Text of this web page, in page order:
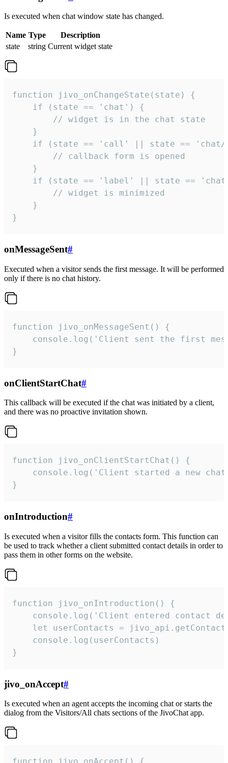
Is executed when chat window state has changed.
Name Type
Description
state
string Current widget state
function jivo_onChangeState(state) {
    if (state == 'chat') {
        // widget is in the chat state
    }
if (state == 'call' || state ==
        // callback form is opened
    }
if (state == 'label' || state ==
        // widget is minimized
    }
}
onMessageSent#
Executed when a visitor sends the first message. It will be performed
only if there is no chat history.
function jivo_onMessageSent() {
console.log('Client sent the first
}
onClientStartChat#
This callback will be executed if the chat was initiated by a client,
and there was no proactive invitation shown.
function jivo_onClientStartChat() {
console.log('Client started a new
}
onIntroduction#
Is executed when a visitor fills the contacts form. This function can
be used to track whether a client submitted contact details in order to
pass them in other forms on the website.
function jivo_onIntroduction() {
console.log('Client entered contact
let userContacts =
    console.log(userContacts)
}
jivo_onAccept#
Is executed when an agent accepts the incoming chat or starts the
dialog from the Visitors/All chats sections of the JivoChat app.